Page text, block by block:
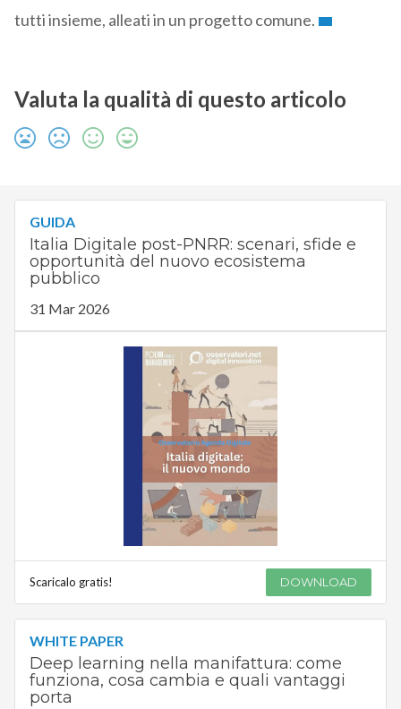
tutti insieme, alleati in un progetto comune.
Valuta la qualità di questo articolo
GUIDA
Italia Digitale post-PNRR: scenari, sfide e
opportunità del nuovo ecosistema
pubblico
31 Mar 2026
Scaricalo gratis! DOWNLOAD
WHITE PAPER
Deep learning nella manifattura: come
funziona, cosa cambia e quali vantaggi
porta